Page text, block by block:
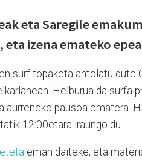
eta Saregile
izena emateko
surf topaketa antolatu dute
Helburua da surfa
aurreneko pausoa ematera.
12:00etara iraungo du.
eman daiteke, eta